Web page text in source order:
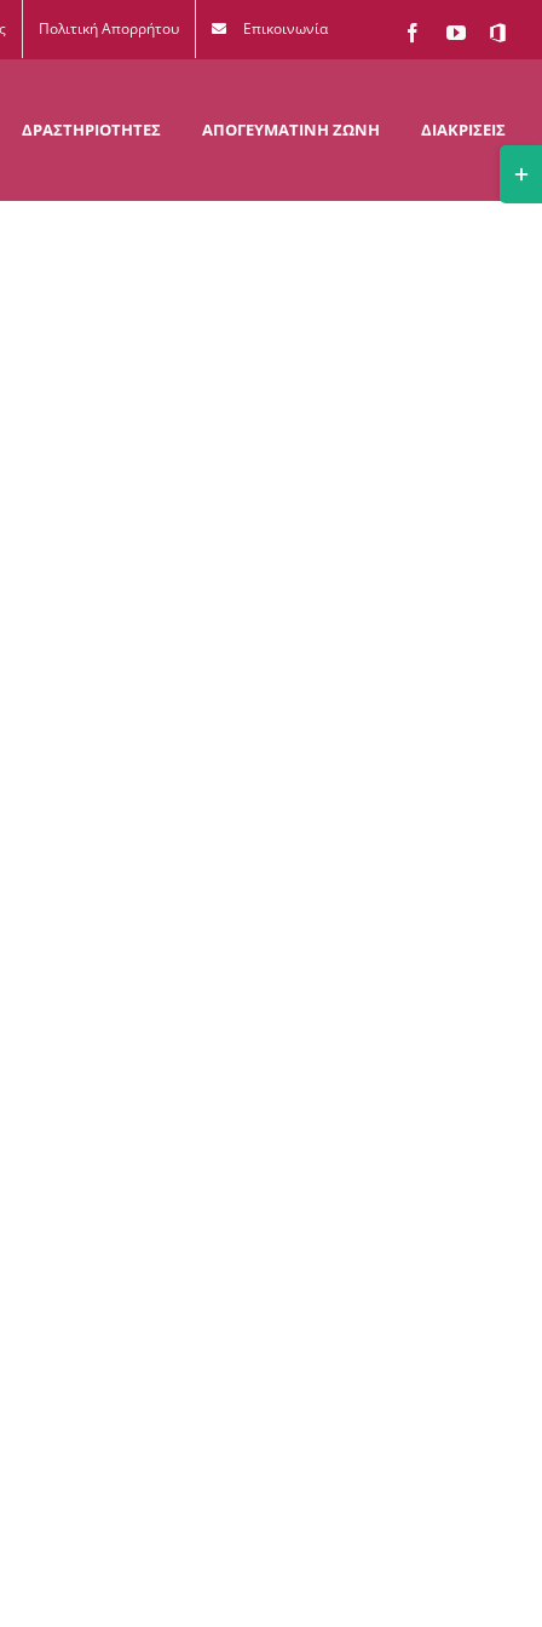
Πολιτική Απορρήτου Επικοινωνία FacebookYouTube
Office
ΔΡΑΣΤΗΡΙΟΤΗΤΕΣ ΑΠΟΓΕΥΜΑΤΙΝΗ ΖΩΝΗ ΔΙΑΚΡΙΣΕΙΣ